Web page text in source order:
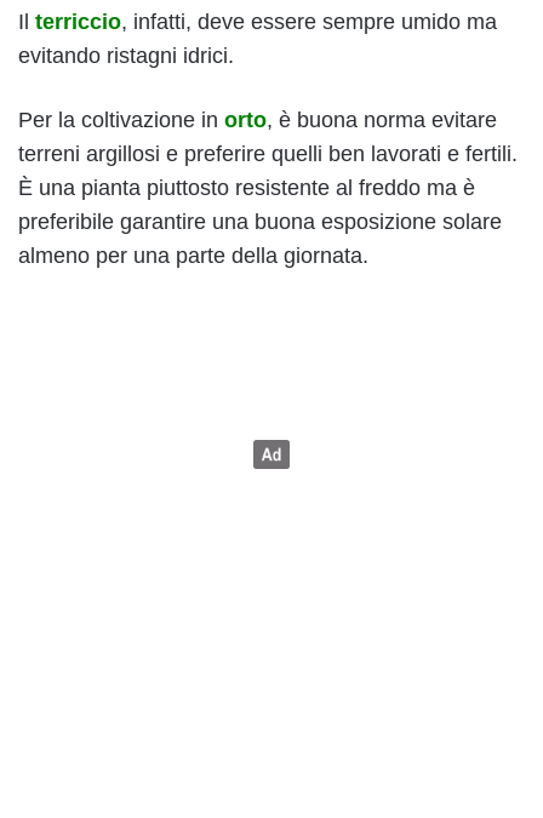
Il terriccio, infatti, deve essere sempre umido ma
evitando ristagni idrici.
Per la coltivazione in orto, è buona norma evitare
terreni argillosi e preferire quelli ben lavorati e fertili.
È una pianta piuttosto resistente al freddo ma è
preferibile garantire una buona esposizione solare
almeno per una parte della giornata.